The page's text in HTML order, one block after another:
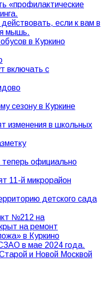
«профилактические
если к вам в
мышь.
в Куркино
включать с
сезону в Куркине
изменения в школьных
теперь официально
11-й микрорайон
детского сада
№212 на
на ремонт
в Куркино
в мае 2024 года.
и Новой Москвой